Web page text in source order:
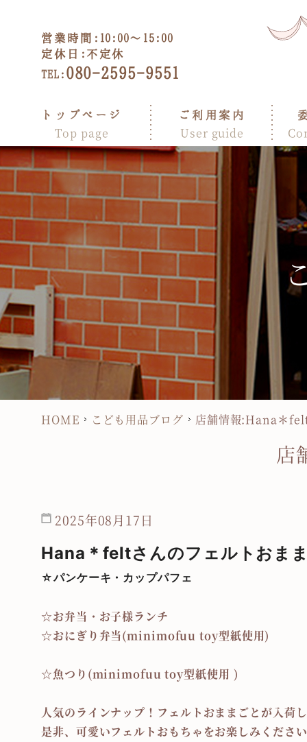
営業時間: 10:00～15:00
定休日: 不定休
TEL: 080-2595-9551
トップページ
Top page
ご利用案内
User guide
HOME こども用品ブログ 店舗情報:Hana＊
店
2025年08月17日
Hana ＊ feltさんのフェルトおま
☆パンケーキ・カップパフェ
☆お弁当・お子様ランチ
☆おにぎり弁当(minimofuu toy型紙使用)
☆魚つり(minimofuu toy型紙使用 )
人気のラインナップ！フェルトおままごとが入荷
是非、可愛いフェルトおもちゃをお楽しみくださ